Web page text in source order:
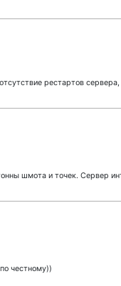
рестартов
шмота и точек. Сервер
честному))